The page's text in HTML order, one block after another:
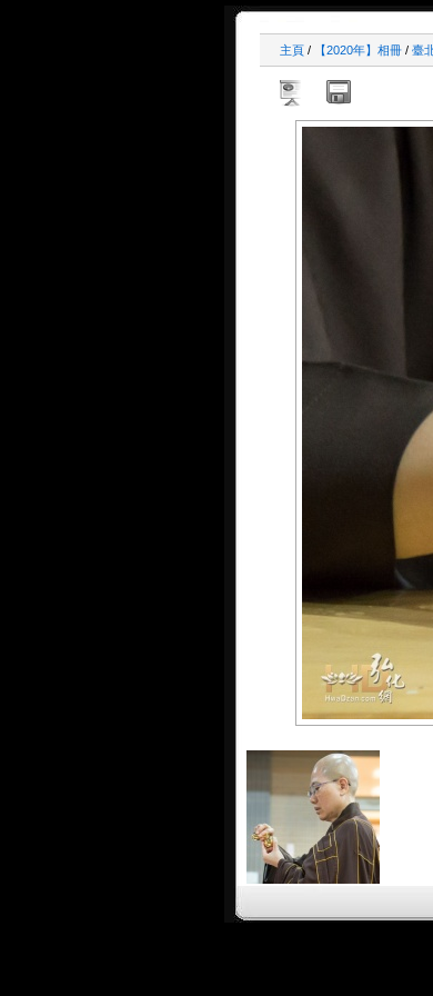
主頁 / 【2020年】相冊 / 臺